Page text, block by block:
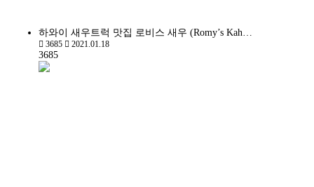
하와이 새우트럭 맛집 로비스 새우 (Romy’s Kah…
3685 2021.01.18
3685